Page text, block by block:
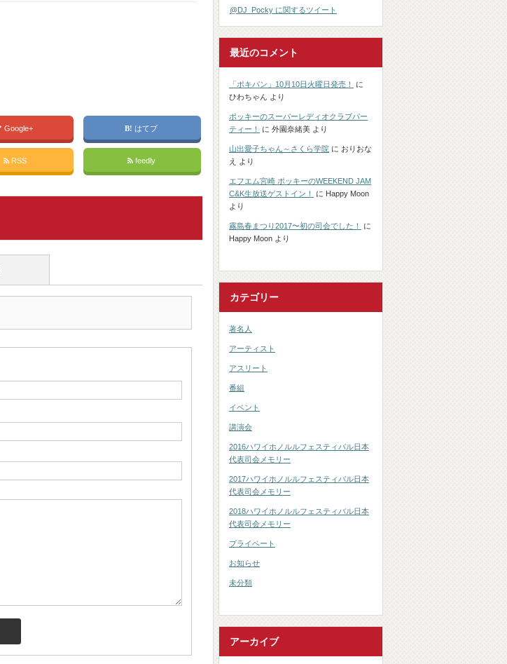
Google+ はてブ
RSS feedly
@DJ_Pocky に関するツイート
最近のコメント
「ポキパン」10月10日火曜日発売！
に
ひわちゃん より
ポッキーのスーパーレディオクラブパー
ティー！
に 外園奈緒美 より
山出愛子ちゃん～さくら学院 に おりおな
え
より
エフエム宮崎 ポッキーのWEEKEND JAM
C&K生放送ゲストイン！
に Happy Moon
より
霧島春まつり2017〜初の司会でした！
に
Happy Moon より
カテゴリー
著名人
アーティスト
アスリート
番組
イベント
講演会
2016ハワイホノルルフェスティバル日本
代表司会メモリー
2017ハワイホノルルフェスティバル日本
代表司会メモリー
2018ハワイホノルルフェスティバル日本
代表司会メモリー
プライベート
お知らせ
未分類
アーカイブ